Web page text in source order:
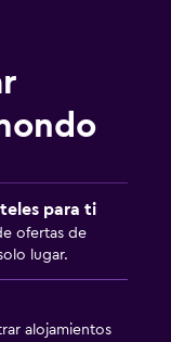
para ti
ofertas de
lugar.
alojamientos